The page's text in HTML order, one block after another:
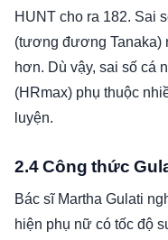
HUNT cho ra 182. Sai
(tương đương Tanaka)
hơn. Dù vậy, sai số cá
(HRmax) phụ thuộc
luyện.
2.4 Công thức
Bác sĩ Martha Gulati
hiện phụ nữ có tốc độ